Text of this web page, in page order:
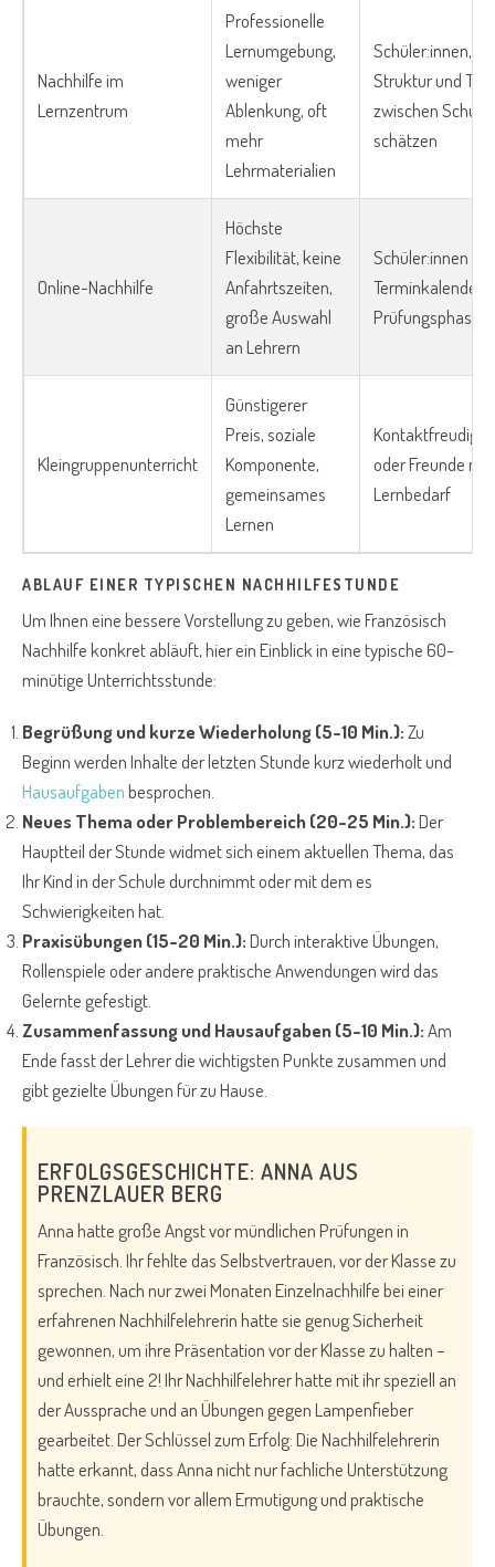
Nachhilfe im
Lernzentrum
Professionelle
Lernumgebung,
weniger
Ablenkung, oft
mehr
Lehrmaterialien
Schüler:innen,
Struktur und
zwischen Schule
schätzen
Online-Nachhilfe
Höchste
Flexibilität, keine
Anfahrtszeiten,
große Auswahl
an Lehrern
Schüler:innen
Terminkalender
Prüfungsphasen
Kleingruppenunterricht
Günstigerer
Preis, soziale
Komponente,
gemeinsames
Lernen
Kontaktfreudige
oder Freunde
Lernbedarf
ABLAUF EINER TYPISCHEN NACHHILFESTUNDE
Um Ihnen eine bessere Vorstellung zu geben, wie Französisch
Nachhilfe konkret abläuft, hier ein Einblick in eine typische 60-
minütige Unterrichtsstunde:
Begrüßung und kurze Wiederholung (5-10 Min.):Zu
Beginn werden Inhalte der letzten Stunde kurz wiederholt und
Hausaufgabenbesprochen.
Neues Thema oder Problembereich (20-25 Min.):Der
Hauptteil der Stunde widmet sich einem aktuellen Thema, das
Ihr Kind in der Schule durchnimmt oder mit dem es
Schwierigkeiten hat.
Praxisübungen (15-20 Min.):Durch interaktive Übungen,
Rollenspiele oder andere praktische Anwendungen wird das
Gelernte gefestigt.
Zusammenfassung und Hausaufgaben (5-10 Min.):Am
Ende fasst der Lehrer die wichtigsten Punkte zusammen und
gibt gezielte Übungen für zu Hause.
ERFOLGSGESCHICHTE: ANNA AUS
PRENZLAUER BERG
Anna hatte große Angst vor mündlichen Prüfungen in
Französisch. Ihr fehlte das Selbstvertrauen, vor der Klasse zu
sprechen. Nach nur zwei Monaten Einzelnachhilfe bei einer
erfahrenen Nachhilfelehrerin hatte sie genug Sicherheit
gewonnen, um ihre Präsentation vor der Klasse zu halten –
und erhielt eine 2! Ihr Nachhilfelehrer hatte mit ihr speziell an
der Aussprache und an Übungen gegen Lampenfieber
gearbeitet. Der Schlüssel zum Erfolg: Die Nachhilfelehrerin
hatte erkannt, dass Anna nicht nur fachliche Unterstützung
brauchte, sondern vor allem Ermutigung und praktische
Übungen.